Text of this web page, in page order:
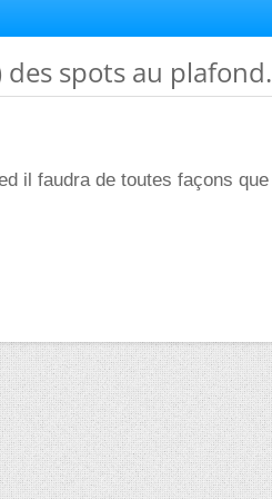
des spots au plafond.
il faudra de toutes façons que